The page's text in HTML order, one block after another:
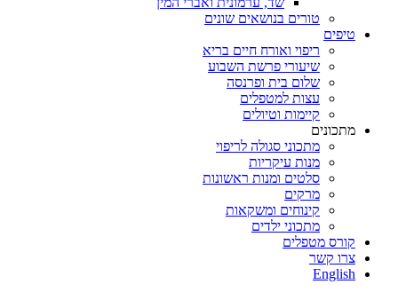
טורים בנושאים שונים
טיפים
ריפוי ואורח חיים בריא
שיעורי פרשת השבוע
שלום בית ופרנסה
עצות למטפלים
קיימות וטיולים
מתכונים
מתכוני סגולה לריפוי
מנות עיקריות
סלטים ומנות ראשונות
מרקים
קינוחים ומשקאות
מתכוני ילדים
קורס מטפלים
צרו קשר
English